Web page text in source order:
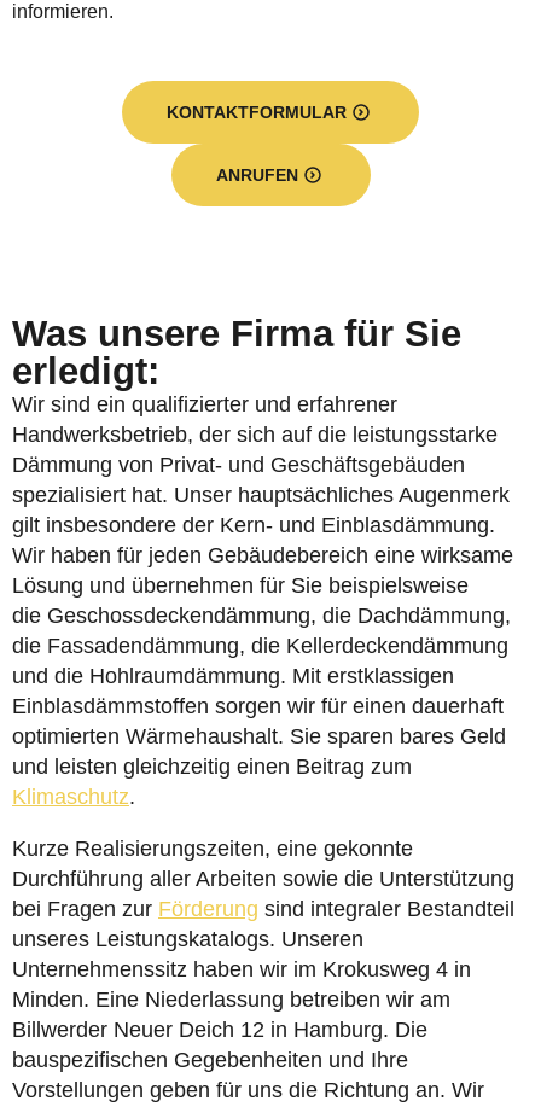
informieren.
KONTAKTFORMULAR
ANRUFEN
Was unsere Firma für Sie
erledigt:
Wir sind ein qualifizierter und erfahrener
Handwerksbetrieb, der sich auf die leistungsstarke
Dämmung von Privat- und Geschäftsgebäuden
spezialisiert hat. Unser hauptsächliches Augenmerk
gilt insbesondere der Kern- und Einblasdämmung.
Wir haben für jeden Gebäudebereich eine wirksame
Lösung und übernehmen für Sie beispielsweise
die Geschossdeckendämmung, die Dachdämmung,
die Fassadendämmung, die Kellerdeckendämmung
und die Hohlraumdämmung. Mit erstklassigen
Einblasdämmstoffen sorgen wir für einen dauerhaft
optimierten Wärmehaushalt. Sie sparen bares Geld
und leisten gleichzeitig einen Beitrag zum
Klimaschutz.
Kurze Realisierungszeiten, eine gekonnte
Durchführung aller Arbeiten sowie die Unterstützung
bei Fragen zur Förderung sind integraler Bestandteil
unseres Leistungskatalogs. Unseren
Unternehmenssitz haben wir im Krokusweg 4 in
Minden. Eine Niederlassung betreiben wir am
Billwerder Neuer Deich 12 in Hamburg. Die
bauspezifischen Gegebenheiten und Ihre
Vorstellungen geben für uns die Richtung an. Wir